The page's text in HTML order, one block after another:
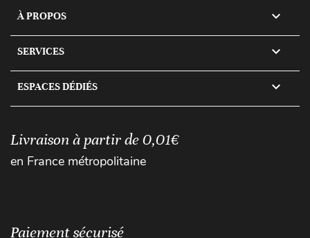
À PROPOS 
SERVICES 
ESPACES DÉDIÉS 
Livraison à partir de 0,01€
en France métropolitaine
Paiement sécurisé